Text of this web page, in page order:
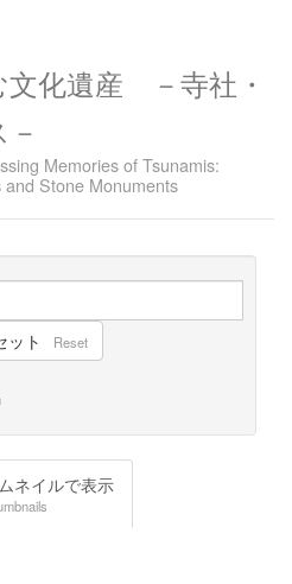
化遺産 －寺社・
Memories of Tsunamis:
Stone Monuments
ット Reset
ネイルで表示